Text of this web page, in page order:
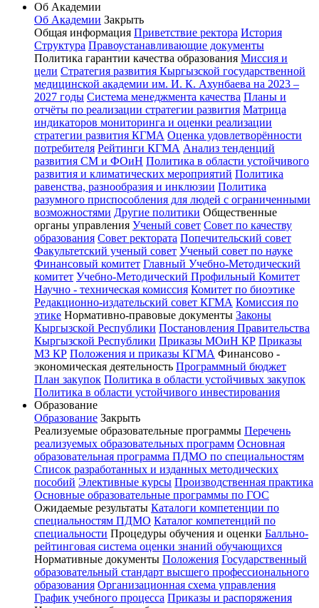
Об Академии
Об Академии Закрыть
Общая информация Приветствие ректора История
Структура Правоустанавливающие документы
Политика гарантии качества образования Миссия и
цели Стратегия развития Кыргызской государственной
медицинской академии им. И. К. Ахунбаева на 2023 –
2027 годы Система менеджмента качества Планы и
отчёты по реализации стратегии развития Матрица
индикаторов мониторинга и оценки реализации
стратегии развития КГМА Оценка удовлетворённости
потребителя Рейтинги КГМА Анализ тенденций
развития СМ и ФОиН Политика в области устойчивого
развития и климатических мероприятий Политика
равенства, разнообразия и инклюзии Политика
разумного приспособления для людей с ограниченными
возможностями Другие политики Общественные
органы управления Ученый совет Совет по качеству
образования Совет ректората Попечительский совет
Факультетский ученый совет Ученый совет по науке
Финансовый комитет Главный Учебно-Методический
комитет Учебно-Методический Профильный Комитет
Научно - техническая комиссия Комитет по биоэтике
Редакционно-издательский совет КГМА Комиссия по
этике Нормативно-правовые документы Законы
Кыргызской Республики Постановления Правительства
Кыргызской Республики Приказы МОиН КР Приказы
МЗ КР Положения и приказы КГМА Финансово -
экономическая деятельность Программный бюджет
План закупок Политика в области устойчивых закупок
Политика в области устойчивого инвестирования
Образование
Образование Закрыть
Реализуемые образовательные программы Перечень
реализуемых образовательных программ Основная
образовательная программа ПДМО по специальностям
Список разработанных и изданных методических
пособий Элективные курсы Производственная практика
Основные образовательные программы по ГОС
Ожидаемые результаты Каталоги компетенции по
специальностям ПДМО Каталог компетенций по
специальности Процедуры обучения и оценки Балльно-
рейтинговая система оценки знаний обучающихся
Нормативные документы Положения Государственный
образовательный стандарт высшего профессионального
образования Организационная схема управления
График учебного процесса Приказы и распоряжения